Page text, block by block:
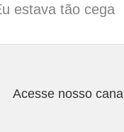
estava tão cega
Acesse nosso